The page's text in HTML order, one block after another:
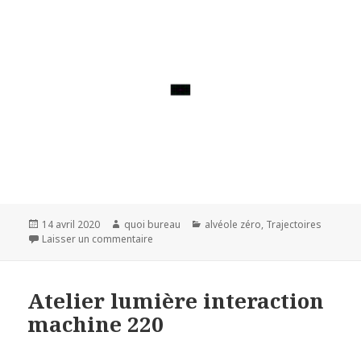
Publié
le
14 avril 2020 Auteur
quoi bureau Catégories
alvéole zéro, Trajectoires
Laisser un commentaire
Atelier lumière interaction
machine 220